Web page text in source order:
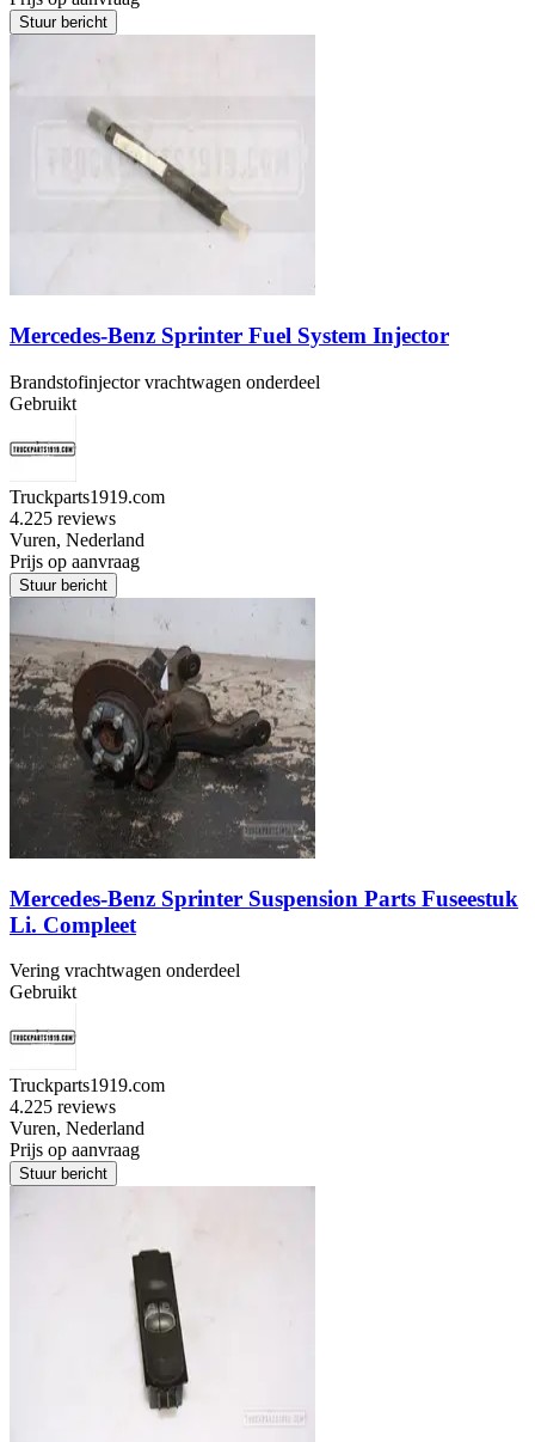
Stuur bericht
Mercedes-Benz Sprinter Fuel System Injector
Brandstofinjector vrachtwagen onderdeel
Gebruikt
Truckparts1919.com
4.225 reviews
Vuren, Nederland
Prijs op aanvraag
Stuur bericht
Mercedes-Benz Sprinter Suspension Parts Fuseestuk
Li. Compleet
Vering vrachtwagen onderdeel
Gebruikt
Truckparts1919.com
4.225 reviews
Vuren, Nederland
Prijs op aanvraag
Stuur bericht